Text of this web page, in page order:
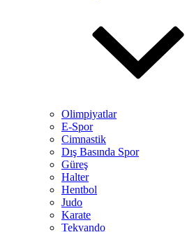
Olimpiyatlar
E-Spor
Cimnastik
Dış Basında Spor
Güreş
Halter
Hentbol
Judo
Karate
Tekvando